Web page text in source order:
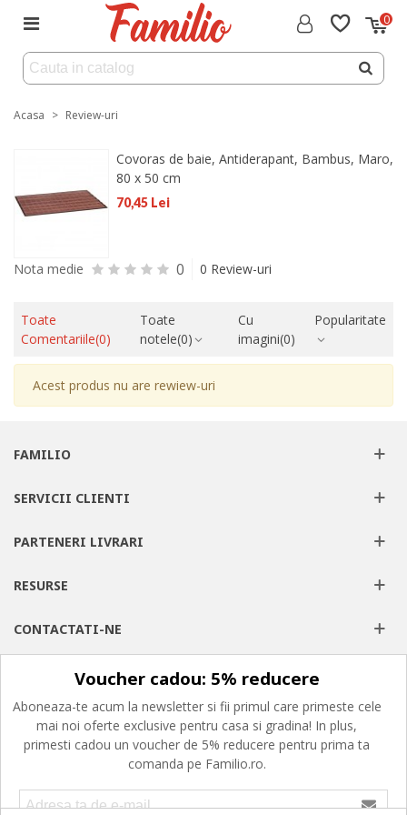
0
Acasa > Review-uri
Covoras de baie, Antiderapant, Bambus, Maro,
80 x 50 cm
70,45 Lei
Nota medie 0 0 Review-uri
Toate
Comentariile(0)
Toate
notele(0)
Cu
imagini(0)
Popularitate
Acest produs nu are rewiew-uri
FAMILIO
SERVICII CLIENTI
PARTENERI LIVRARI
RESURSE
CONTACTATI-NE
Voucher cadou: 5% reducere
Aboneaza-te acum la newsletter si fii primul care primeste cele
mai noi oferte exclusive pentru casa si gradina! In plus,
primesti cadou un voucher de 5% reducere pentru prima ta
comanda pe Familio.ro.